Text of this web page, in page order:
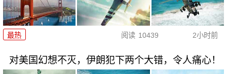
最热 阅读 10439 2小时前
对美国幻想不灭，伊朗犯下两个大错，令人痛心！